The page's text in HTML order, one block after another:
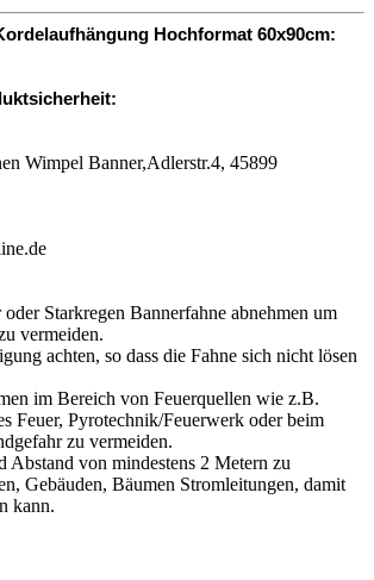
Hochformat 60x90cm:
Wimpel Banner,Adlerstr.4, 45899
Starkregen Bannerfahne abnehmen um
vermeiden.
achten, so dass die Fahne sich nicht lösen
im Bereich von Feuerquellen wie z.B.
Feuer, Pyrotechnik/Feuerwerk oder beim
zu vermeiden.
Abstand von mindestens 2 Metern zu
Gebäuden, Bäumen Stromleitungen, damit
kann.